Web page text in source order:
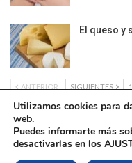
El queso y
ANTERIOR SIGUIENTES
Utilizamos cookies para
web.
Puedes informarte más
desactivarlas en los